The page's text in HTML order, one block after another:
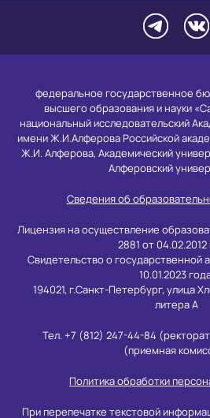
федеральное государственное
высшего образования и науки
национальный исследовательский
имени Ж.И.Алферова Российской
Ж.И. Алферова, Академический
Алферовский
Сведения об
Лицензия на осуществление
2881 от 04.02.2012
Свидетельство о государственной
10.01.2023
194021, г.Санкт-Петербург, улица
литера А
Тел. +7 (812) 247-44-84
(приемная
Политика обработки
При перепечатке текстовой